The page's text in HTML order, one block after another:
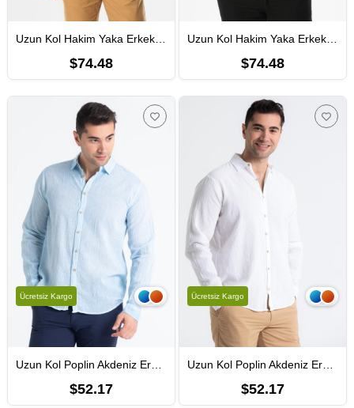
Uzun Kol Hakim Yaka Erkek Müslin Yazlık Gömlek Haki Hk
$74.48
Uzun Kol Hakim Yaka Erkek Müslin Yazlık Gömlek Siyah Syh
$74.48
Uzun Kol Poplin Akdeniz Erkek Yazlık Gömlek Buz Mavi Bmv
$52.17
Ücretsiz Kargo
Uzun Kol Poplin Akdeniz Erkek Yazlık Gömlek Beyaz Byz
$52.17
Ücretsiz Kargo